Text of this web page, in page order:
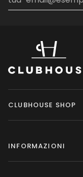
CLUBHOUSE SHOP
INFORMAZIONI